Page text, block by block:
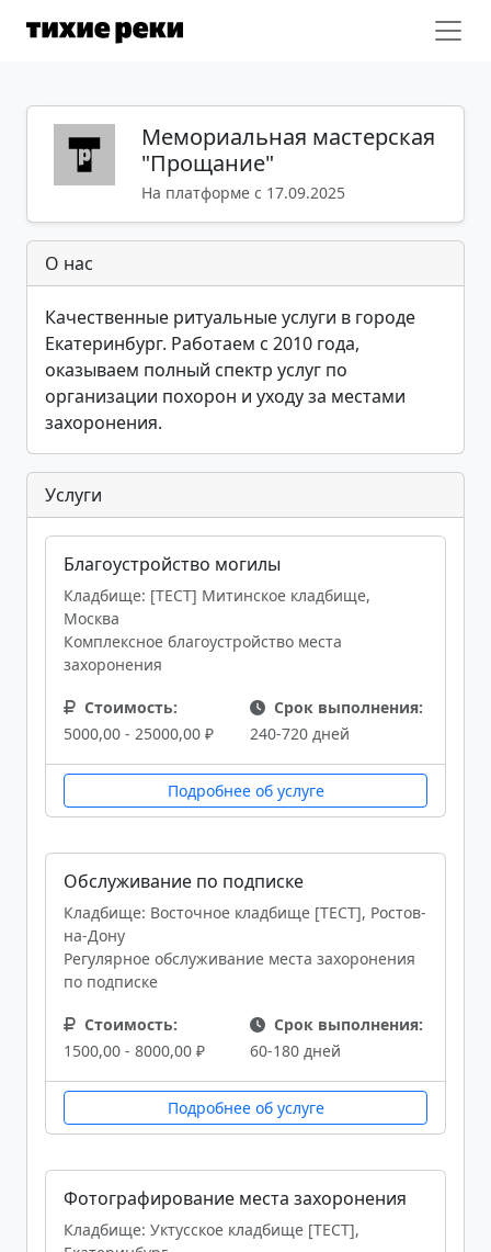
Мемориальная мастерская
"Прощание"
На платформе с 17.09.2025
О нас
Качественные ритуальные услуги в городе
Екатеринбург. Работаем с 2010 года,
оказываем полный спектр услуг по
организации похорон и уходу за местами
захоронения.
Услуги
Благоустройство могилы
Кладбище: [ТЕСТ] Митинское кладбище,
Москва
Комплексное благоустройство места
захоронения
Стоимость:
5000,00 - 25000,00 ₽
Срок выполнения:
240-720 дней
Подробнее об услуге
Обслуживание по подписке
Кладбище: Восточное кладбище [ТЕСТ], Ростов-
на-Дону
Регулярное обслуживание места захоронения
по подписке
Стоимость:
1500,00 - 8000,00 ₽
Срок выполнения:
60-180 дней
Подробнее об услуге
Фотографирование места захоронения
Кладбище: Уктусское кладбище [ТЕСТ],